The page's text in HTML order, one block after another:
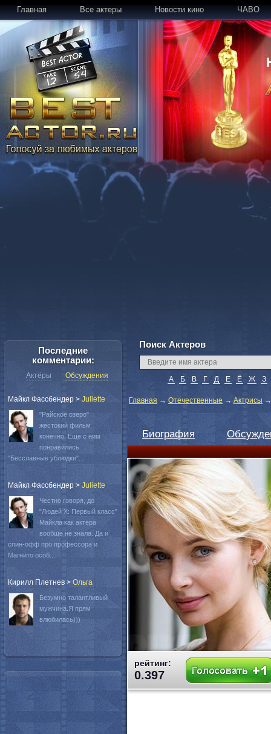
Главная Все актеры Новости кино ЧАВО
Поиск Актеров
А Б В Г Д Е Ё Ж З
Главная → Отечественные → Актрисы
Биография
рейтинг:
0.397
Последние
комментарии:
Актёры Обсуждения
Майкл Фассбендер > Juliette
"Райское озеро"
жестокий фильм
конечно. Еще с ним
понравились
"Бесславные ублюдки"...
Майкл Фассбендер > Juliette
Честно говоря, до
"Людей Х: Первый класс"
Майкла как актера
вообще не знала. Да и
спин-офф про профессора и
Магнито особ...
Кирилл Плетнев > Oльга
Безумно талантливый
мужчина.Я прям
влюбилась)))